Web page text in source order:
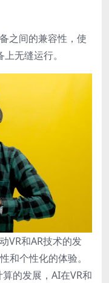
之间的兼容性，使
无缝运行。
VR和AR技术的发
和个性化的体验。
的发展，AI在VR和